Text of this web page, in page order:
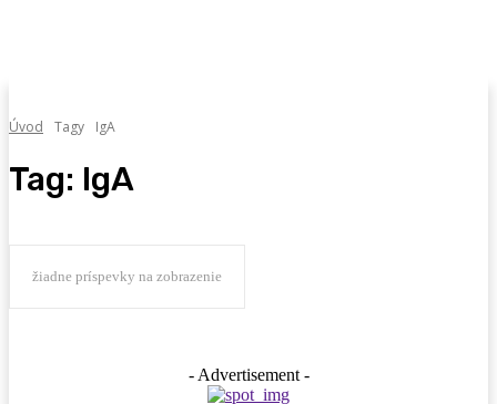
Úvod Tagy IgA
Tag: IgA
žiadne príspevky na zobrazenie
- Advertisement -